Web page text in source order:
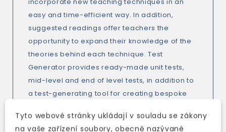
easy and time-efficient way. In addition,
suggested readings offer teachers the
opportunity to expand their knowledge of the
theories behind each technique. Test
Generator provides ready-made unit tests,
mid-level and end of level tests, in addition to
a test-generating tool for creating bespoke
Tyto webové stránky ukládají v souladu se zákony
na vaše zařízení soubory, obecně nazývané